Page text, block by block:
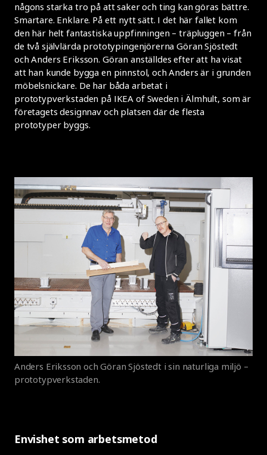
någons starka tro på att saker och ting kan göras bättre.
Smartare. Enklare. På ett nytt sätt. I det här fallet kom
den här helt fantastiska uppfinningen – träpluggen – från
de två självlärda prototypingenjörerna Göran Sjöstedt
och Anders Eriksson. Göran anställdes efter att ha visat
att han kunde bygga en pinnstol, och Anders är i grunden
möbelsnickare. De har båda arbetat i
prototypverkstaden på IKEA of Sweden i Älmhult, som är
företagets designnav och platsen där de flesta
prototyper byggs.
Anders Eriksson och Göran Sjöstedt i sin naturliga miljö –
prototypverkstaden.
Envishet som arbetsmetod